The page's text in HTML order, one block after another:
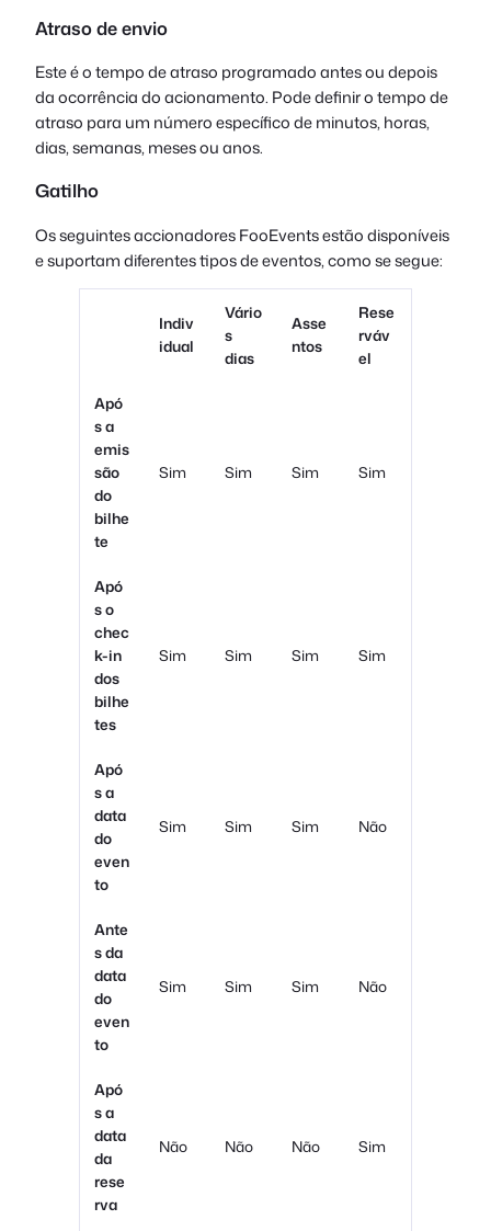
Atraso de envio
Este é o tempo de atraso programado antes ou depois
da ocorrência do acionamento. Pode definir o tempo de
atraso para um número específico de minutos, horas,
dias, semanas, meses ou anos.
Gatilho
Os seguintes accionadores FooEvents estão disponíveis
e suportam diferentes tipos de eventos, como se segue:
Indiv
idual
Vário
s
dias
Asse
ntos
Rese
rváv
el
Apó
s a
emis
são
do
bilhe
te
Sim Sim Sim Sim
Apó
s o
chec
k-in
dos
bilhe
tes
Sim Sim Sim Sim
Apó
s a
data
do
even
to
Sim Sim Sim Não
Ante
s da
data
do
even
to
Sim Sim Sim Não
Apó
s a
data
da
rese
rva
Não Não Não Sim